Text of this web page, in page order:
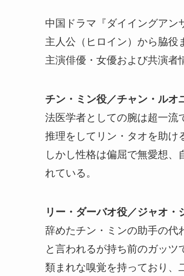
中国ドラマ『ダイイングアン
主人公（ヒロイン）から脇役
主演俳優・女優および共演者
チン・ミン役／チャン・ルオ
法医学者としての腕は超一流
推理をしてリン・タオを助け
しかし性格は偏屈で無愛想、
れている。
リー・ダーバオ役／ジャオ・
辞めたチン・ミンの助手の代
と言われるが持ち前のガッツ
類まれな嗅覚を持っており、